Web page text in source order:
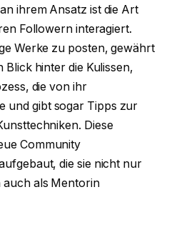
ihrem Ansatz ist die Art
Followern interagiert.
Werke zu posten, gewährt
Blick hinter die Kulissen,
die von ihr
und gibt sogar Tipps zur
Diese
Community
die sie nicht nur
als Mentorin